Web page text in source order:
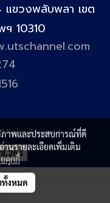
แขวงพลับพลา เขต
10310
Rights Reserved.
ภาพและประสบการณ์ที่ดี
นรายละเอียดเพิ่มเติม
คุกกี้
งหมด